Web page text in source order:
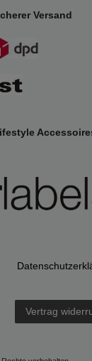
Versand
Vertrag